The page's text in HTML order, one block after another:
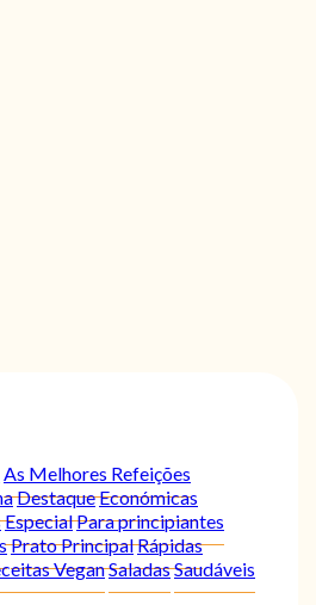
As Melhores Refeições
DestaqueEconómicas
EspecialPara principiantes
Prato PrincipalRápidas
VeganSaladasSaudáveis